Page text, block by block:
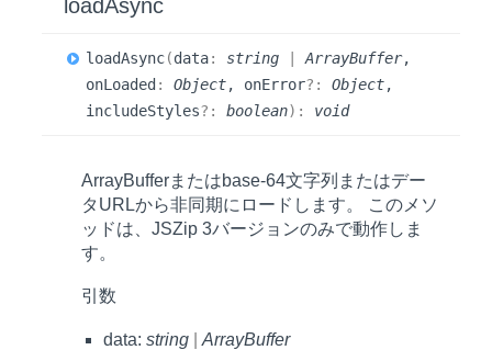
loadAsync
loadAsync(data: string ArrayBuffer,
onLoaded : Object, onError?: Object,
includeStyles?: boolean) : void
ArrayBufferまたはbase-64文字列またはデー
タURLから非同期にロードします。 このメソ
ッドは、JSZip 3バージョンのみで動作しま
す。
引数
data: string
ArrayBuffer